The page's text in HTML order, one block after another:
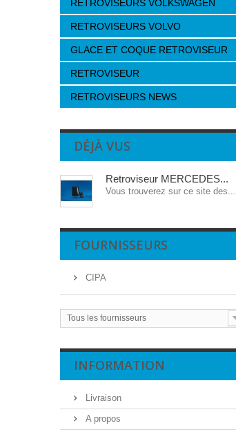
RETROVISEURS VOLKSWAGEN
RETROVISEURS VOLVO
GLACE ET COQUE RETROVISEUR
RETROVISEUR
RETROVISEURS NEWS
DÉJÀ VUS
Retroviseur MERCEDES...
Vous trouverez sur ce site des...
FOURNISSEURS
CIPA
Tous les fournisseurs
INFORMATION
Livraison
A propos